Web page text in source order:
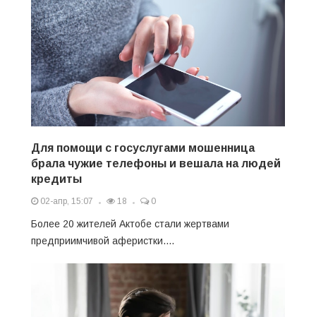
Для помощи с госуслугами мошенница
брала чужие телефоны и вешала на людей
кредиты
02-апр, 15:07 18 0
Более 20 жителей Актобе стали жертвами
предприимчивой аферистки....